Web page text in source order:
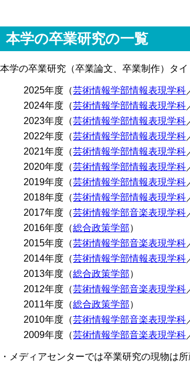
本学の卒業研究の一覧
本学の卒業研究（卒業論文、卒業制作）タ
2025年度（芸術情報学部情報表現学科
2024年度（芸術情報学部情報表現学科
2023年度（芸術情報学部情報表現学科
2022年度（芸術情報学部情報表現学科
2021年度（芸術情報学部情報表現学科
2020年度（芸術情報学部情報表現学科
2019年度（芸術情報学部情報表現学科
2018年度（芸術情報学部情報表現学科
2017年度（芸術情報学部音楽表現学科
2016年度（総合政策学部）
2015年度（芸術情報学部音楽表現学科
2014年度（芸術情報学部情報表現学科
2013年度（総合政策学部）
2012年度（芸術情報学部音楽表現学科
2011年度（総合政策学部）
2010年度（芸術情報学部音楽表現学科
2009年度（芸術情報学部音楽表現学科
・メディアセンターでは卒業研究の現物は